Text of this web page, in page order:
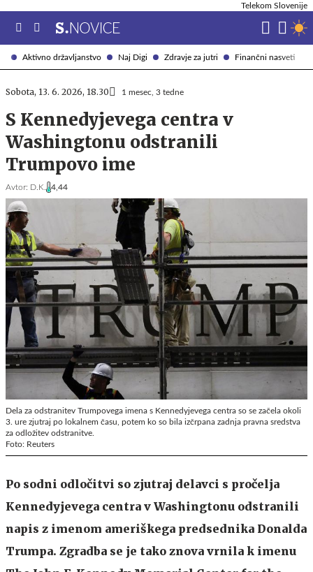
Aktivno državljanstvo Naj Digi Zdravje za jutri Finančni nasveti
Telekom Slovenije
Sobota, 13. 6. 2026, 18.30 1 mesec, 3 tedne
S Kennedyjevega centra v
Washingtonu odstranili
Trumpovo ime
Avtor: D.K. 4,44
Dela za odstranitev Trumpovega imena s Kennedyjevega centra so se začela okoli
3. ure zjutraj po lokalnem času, potem ko so bila izčrpana zadnja pravna sredstva
za odložitev odstranitve.
Foto: Reuters
Po sodni odločitvi so zjutraj delavci s pročelja
Kennedyjevega centra v Washingtonu odstranili
napis z imenom ameriškega predsednika Donalda
Trumpa. Zgradba se je tako znova vrnila k imenu